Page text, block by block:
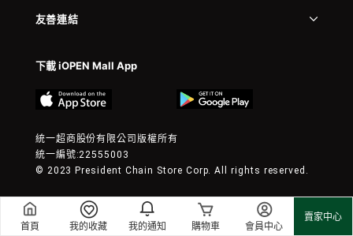
首頁 我的收藏 我的通知 購物車 會員中心
賣家中心
友善連結
下載 iOPEN Mall App
統一超商股份有限公司版權所有
統一編號:22555003
© 2023 President Chain Store Corp. All rights reserved.